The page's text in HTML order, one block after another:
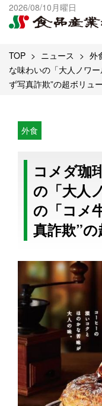
2026/08/10月曜日
出版物一覧へ
試読・購読申し込み
TOP ニュース 外
な味わいの「大人ノワ
ず写真詐欺”の超ボリュ
外食
コメダ珈
の「大人
の「コメ
真詐欺”